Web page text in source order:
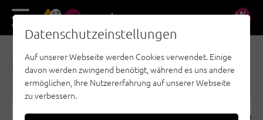
17 DE EN
NEWS & AKTUELLES
REGION SEEFELD - TIROLS HOCHPLATEAU
Datenschutzeinstellungen
Auf unserer Webseite werden Cookies verwendet. Einige
davon werden zwingend benötigt, während es uns andere
ermöglichen, Ihre Nutzererfahrung auf unserer Webseite
zu verbessern.